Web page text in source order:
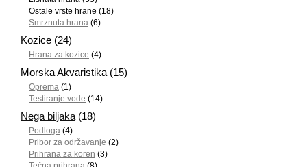
Ostale vrste hrane (18)
Smrznuta hrana (6)
Kozice (24)
Hrana za kozice (4)
Morska Akvaristika (15)
Oprema (1)
Testiranje vode (14)
Nega biljaka (18)
Podloga (4)
Pribor za održavanje (2)
Prihrana za koren (3)